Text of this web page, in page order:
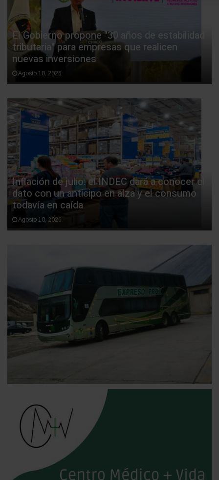
El Gobierno propone "30 años de estabilidad
tributaria" para empresas que realicen
nuevas inversiones
Agosto 10, 2026
Inflación de julio: el INDEC dará a conocer el
dato con un anticipo en alza y el consumo
todavía en caída
Agosto 10, 2026